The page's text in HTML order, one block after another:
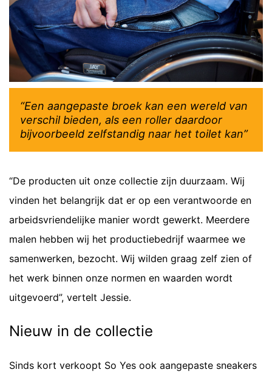
“Een aangepaste broek kan een wereld van
verschil bieden, als een roller daardoor
bijvoorbeeld zelfstandig naar het toilet kan”
“De producten uit onze collectie zijn duurzaam. Wij
vinden het belangrijk dat er op een verantwoorde en
arbeidsvriendelijke manier wordt gewerkt. Meerdere
malen hebben wij het productiebedrijf waarmee we
samenwerken, bezocht. Wij wilden graag zelf zien of
het werk binnen onze normen en waarden wordt
uitgevoerd”, vertelt Jessie.
Nieuw in de collectie
Sinds kort verkoopt So Yes ook aangepaste sneakers